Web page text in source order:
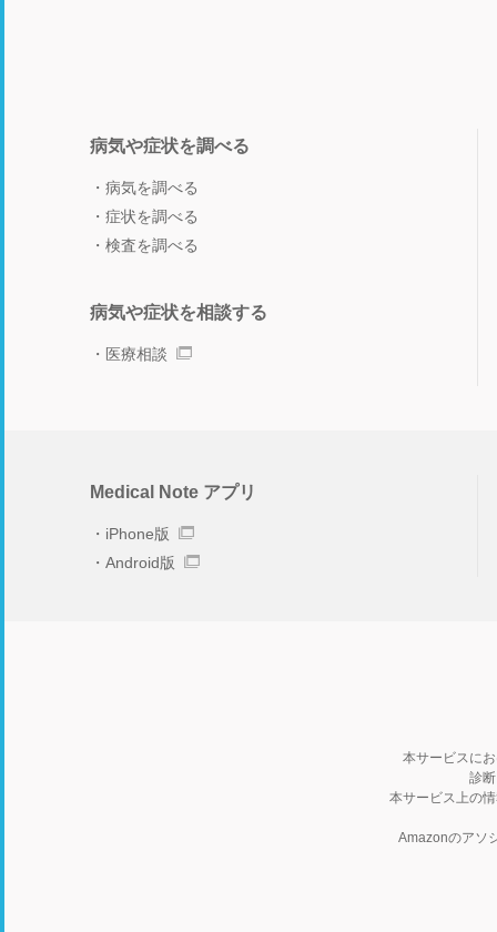
病気や症状を調べる
病気を調べる
症状を調べる
検査を調べる
病気や症状を相談する
医療相談
Medical Note アプリ
iPhone版
Android版
本サービスに
診
本サービス上の
Amazonのアソ